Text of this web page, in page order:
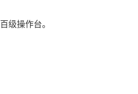
级操作台。